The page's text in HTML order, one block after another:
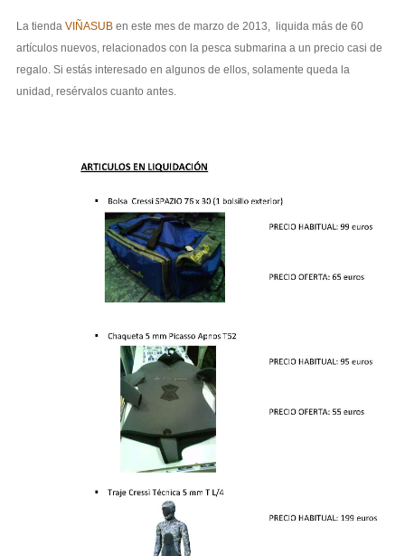
La tienda VIÑASUBen este mes de marzo de 2013, liquida más de 60
artículos nuevos, relacionados con la pesca submarina a un precio casi de
regalo. Si estás interesado en algunos de ellos, solamente queda la
unidad, resérvalos cuanto antes.